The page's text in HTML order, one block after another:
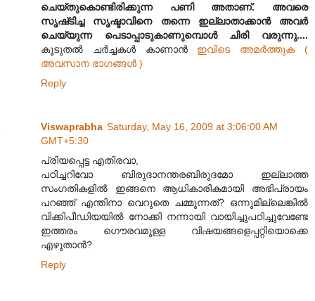
ചെയ്തുകൊണ്ടിരിക്കുന്ന പണി അതാണ്‌. അവരെ
സൃഷ്‌ടിച്ച സൃഷ്ടാവിനെ തന്നെ ഇല്ലാതാക്കാന്‍ അവര്‍
ചെയ്യുന്ന പെടാപ്പാടുകാണുമ്പൊള്‍ ചിരി വരുന്നു....
കൂടുതല്‍ ചര്‍ച്ചകള്‍ കാണാന്‍ ഇവിടെ അമര്‍ത്തുക (
അവസാന ഭാഗങ്ങള്‍ )
Reply
Viswaprabha Saturday, May 16, 2009 at 3:06:00 AM
GMT+5:30
പ്രിയപ്പെട്ട എതിരവാ,
പഠിച്ചറിവോ ബിരുദാനന്തരബിരുദമോ ഇല്ലാത്ത
സംഗതികളിൽ ഇങ്ങനെ ആധികാരികമായി അഭിപ്രായം
പറഞ്ഞ് എന്തിനാ വെറുതെ ചമ്മുന്നത്? ഒന്നുമില്ലെങ്കിൽ
വിക്കിപീഡിയയിൽ നോക്കി നന്നായി വായിച്ചുപഠിച്ചുവേണ്ടേ
ഇത്തരം ഗൌരവമുള്ള വിഷയങ്ങളെപ്പറ്റിയൊക്കെ
എഴുതാൻ?
Reply